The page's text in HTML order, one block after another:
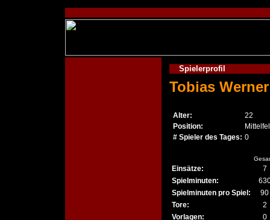
Spielerprofil
Tobias Werner
Alter:
22
Position:
# Spieler des Tages: 0
Einsätze:
7
Spielminuten:
Spielminuten pro Spiel:
90
Tore:
2
Vorlagen:
0